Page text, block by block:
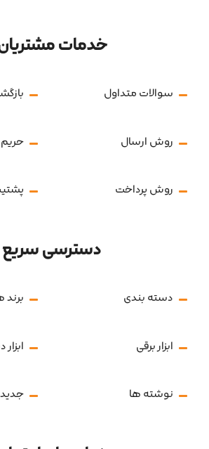
خدمات
سوالات متداول
روش ارسال
روش پرداخت
دسترسی سریع
دسته بندی برند
ابزار برقی
نوشته ها